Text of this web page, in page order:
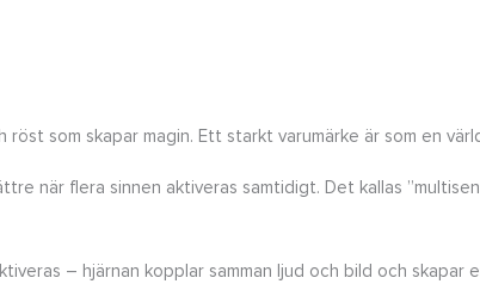
som skapar magin. Ett starkt varumärke är som en
när flera sinnen aktiveras samtidigt. Det kallas
– hjärnan kopplar samman ljud och bild och